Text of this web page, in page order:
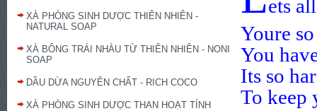
XÀ PHÒNG SINH DƯỢC THIÊN NHIÊN -
NATURAL SOAP
XÀ BÔNG TRÁI NHÀU TỪ THIÊN NHIÊN - NONI
SOAP
DẦU DỪA NGUYÊN CHẤT - RICH COCO
XÀ PHÒNG SINH DƯỢC THAN HOẠT TÍNH
ets
Youre
You
Its so
To keep